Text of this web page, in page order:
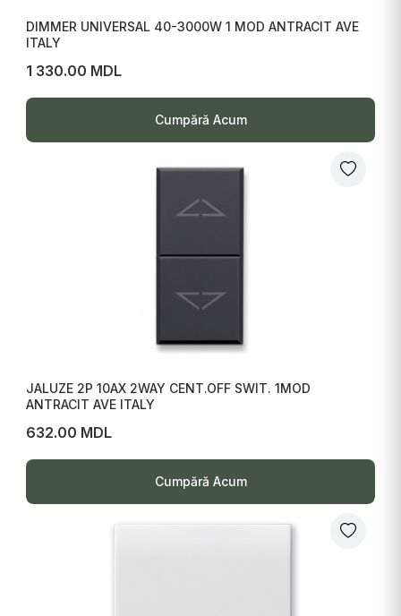
DIMMER UNIVERSAL 40-3000W 1 MOD ANTRACIT AVE
ITALY
1 330.00 MDL
Cumpără Acum
JALUZE 2P 10AX 2WAY CENT.OFF SWIT. 1MOD
ANTRACIT AVE ITALY
632.00 MDL
Cumpără Acum